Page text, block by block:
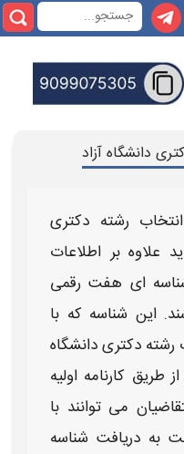
دانشگاه آزاد
انتخاب رشته دکتری
علاوه بر اطلاعات
ای هفت‌ رقمی
این شناسه که با
رشته دکتری دانشگاه
طریق کارنامه اولیه
می‌ توانند با
بهدریافت شناسه